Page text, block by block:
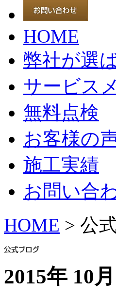
HOME
弊社が選
サービス
無料点検
お客様の
施工実績
お問い合
HOME > 公
2015年 10